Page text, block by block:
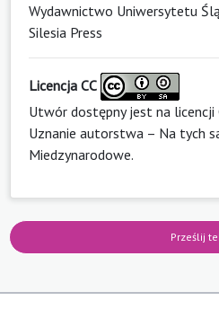
Wydawnictwo Uniwersytetu
Silesia Press
Licencja CC
Utwór dostępny jest na licencji
Uznanie autorstwa – Na tych
Miedzynarodowe.
Prześlij